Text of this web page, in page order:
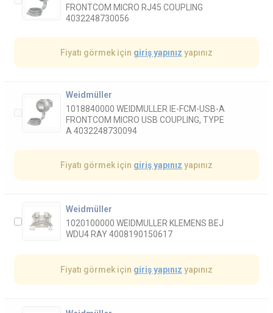
FRONTCOM MICRO RJ45 COUPLING
4032248730056
Fiyatı görmek için giriş yapınız yapınız
Weidmüller
1018840000 WEIDMULLER IE-FCM-USB-A
FRONTCOM MICRO USB COUPLING, TYPE
A 4032248730094
Fiyatı görmek için giriş yapınız yapınız
Weidmüller
1020100000 WEIDMULLER KLEMENS BEJ
WDU4 RAY 4008190150617
Fiyatı görmek için giriş yapınız yapınız